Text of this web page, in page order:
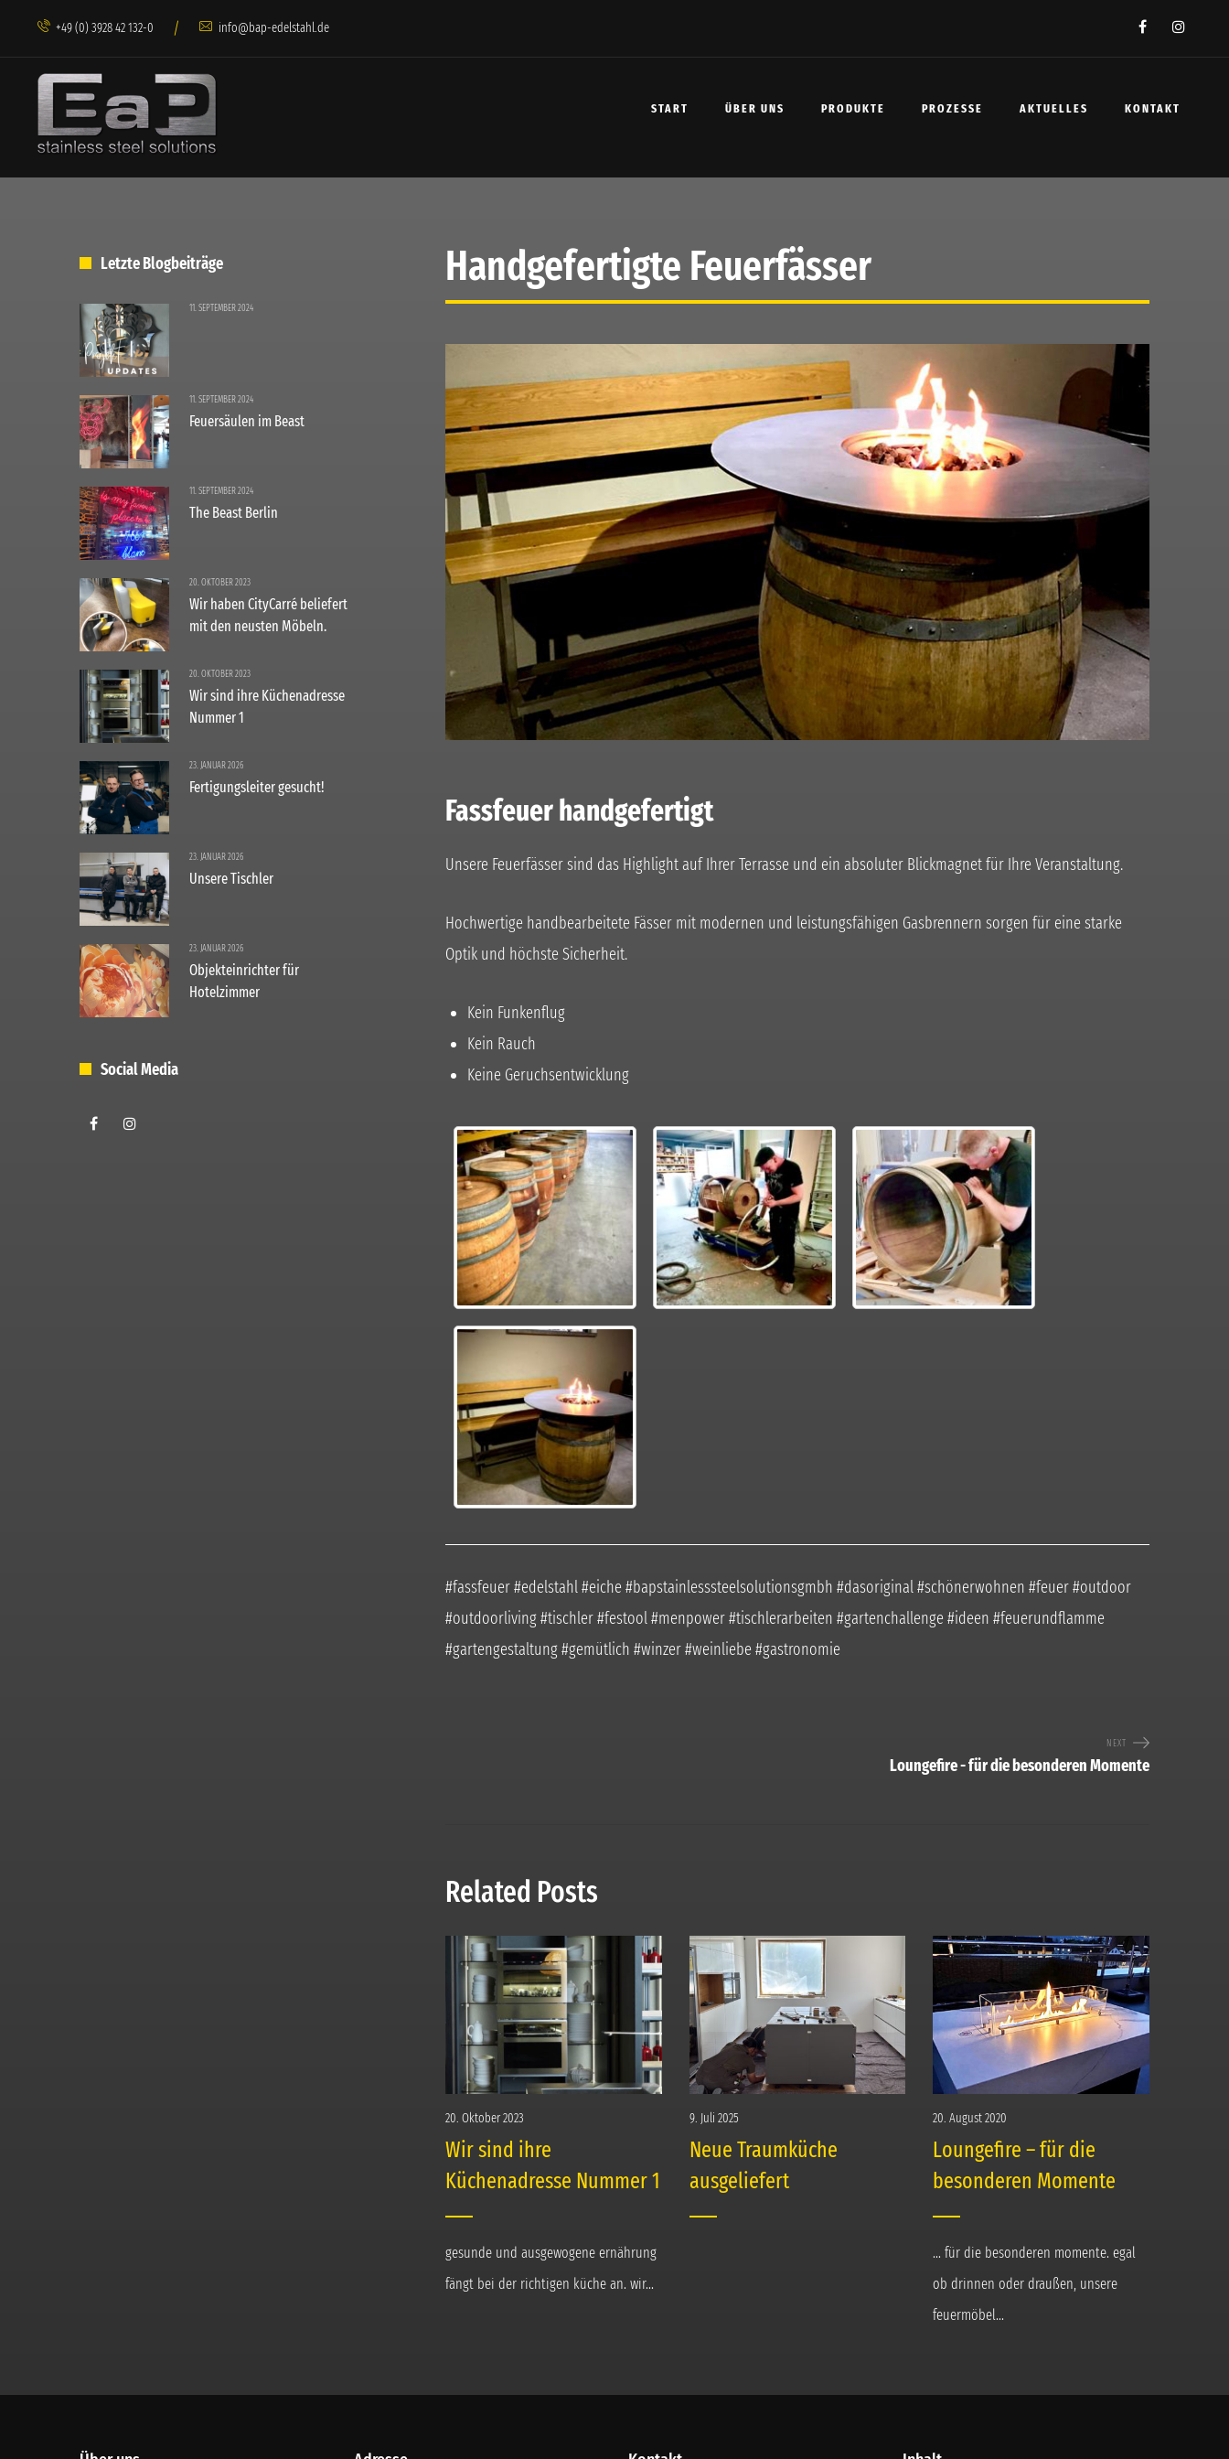
+49 (0) 3928 42 132-0 / info@bap-edelstahl.de
START ÜBER UNS PRODUKTE PROZESSE AKTUELLES KONTAKT
Handgefertigte Feuerfässer
Fassfeuer handgefertigt
Unsere Feuerfässer sind das Highlight auf Ihrer Terrasse und ein absoluter Blickmagnet für Ihre Veranstaltung.
Hochwertige handbearbeitete Fässer mit modernen und leistungsfähigen Gasbrennern sorgen für eine starke
Optik und höchste Sicherheit.
Kein Funkenflug
Kein Rauch
Keine Geruchsentwicklung
#fassfeuer #edelstahl #eiche #bapstainlesssteelsolutionsgmbh #dasoriginal #schönerwohnen #feuer #outdoor
#outdoorliving #tischler #festool #menpower #tischlerarbeiten #gartenchallenge #ideen #feuerundflamme
#gartengestaltung #gemütlich #winzer #weinliebe #gastronomie
NEXT
Loungefire - für die besonderen Momente
Related Posts
20. Oktober 2023
Wir sind ihre
Küchenadresse Nummer 1
gesunde und ausgewogene ernährung
fängt bei der richtigen küche an. wir...
9. Juli 2025
Neue Traumküche
ausgeliefert
20. August 2020
Loungefire – für die
besonderen Momente
... für die besonderen momente. egal
ob drinnen oder draußen, unsere
feuermöbel...
Letzte Blogbeiträge
11. SEPTEMBER 2024
11. SEPTEMBER 2024
Feuersäulen im Beast
11. SEPTEMBER 2024
The Beast Berlin
20. OKTOBER 2023
Wir haben CityCarré beliefert
mit den neusten Möbeln.
20. OKTOBER 2023
Wir sind ihre Küchenadresse
Nummer 1
23. JANUAR 2026
Fertigungsleiter gesucht!
23. JANUAR 2026
Unsere Tischler
23. JANUAR 2026
Objekteinrichter für
Hotelzimmer
Social Media